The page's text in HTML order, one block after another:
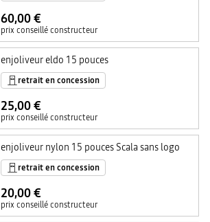
60,00 €
prix conseillé constructeur
enjoliveur eldo 15 pouces
retrait en concession
25,00 €
prix conseillé constructeur
enjoliveur nylon 15 pouces Scala sans logo
retrait en concession
20,00 €
prix conseillé constructeur